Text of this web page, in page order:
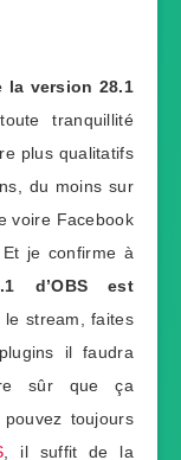
la version 28.1
tranquillité
plus qualitatifs
du moins sur
voire Facebook
je confirme à
d’OBS est
stream, faites
il faudra
sûr que ça
toujours
, il suffit de la